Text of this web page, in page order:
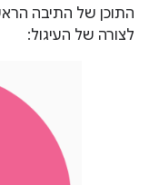
לצורה של העיגול: